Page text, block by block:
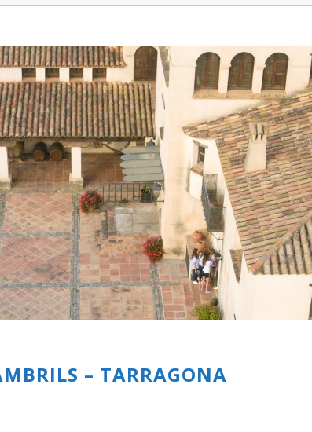
– TARRAGONA